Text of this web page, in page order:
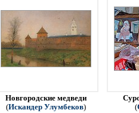
Новгородские медведи
(Искандер Улумбеков)
(